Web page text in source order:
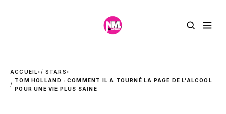
ACCUEIL› STARS›
TOM HOLLAND : COMMENT IL A TOURNÉ LA PAGE DE L’ALCOOL
POUR UNE VIE PLUS SAINE